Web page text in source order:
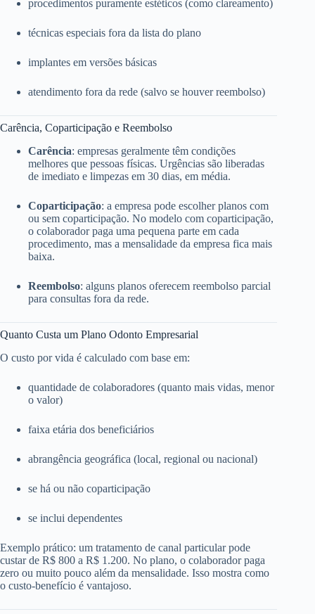
procedimentos puramente estéticos (como clareamento)
técnicas especiais fora da lista do plano
implantes em versões básicas
atendimento fora da rede (salvo se houver reembolso)
Carência, Coparticipação e Reembolso
Carência: empresas geralmente têm condições
melhores que pessoas físicas. Urgências são liberadas
de imediato e limpezas em 30 dias, em média.
Coparticipação: a empresa pode escolher planos com
ou sem coparticipação. No modelo com coparticipação,
o colaborador paga uma pequena parte em cada
procedimento, mas a mensalidade da empresa fica mais
baixa.
Reembolso: alguns planos oferecem reembolso parcial
para consultas fora da rede.
Quanto Custa um Plano Odonto Empresarial
O custo por vida é calculado com base em:
quantidade de colaboradores (quanto mais vidas, menor
o valor)
faixa etária dos beneficiários
abrangência geográfica (local, regional ou nacional)
se há ou não coparticipação
se inclui dependentes
Exemplo prático: um tratamento de canal particular pode
custar de R$ 800 a R$ 1.200. No plano, o colaborador paga
zero ou muito pouco além da mensalidade. Isso mostra como
o custo-benefício é vantajoso.